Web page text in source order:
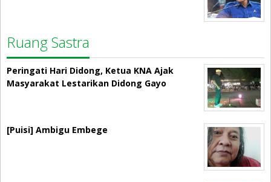
Ruang Sastra
Peringati Hari Didong, Ketua KNA Ajak
Masyarakat Lestarikan Didong Gayo
[Puisi] Ambigu Embege